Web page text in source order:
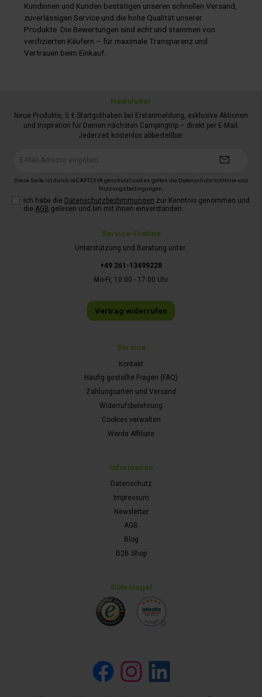
Kundinnen und Kunden bestätigen unseren schnellen Versand,
zuverlässigen Service und die hohe Qualität unserer
Produkte. Die Bewertungen sind echt und stammen von
verifizierten Käufern – für maximale Transparenz und
Vertrauen beim Einkauf.
Service-Hotline
Unterstützung und Beratung unter:
+49 261-13499228
Mo-Fr, 10:00 - 17:00 Uhr
Vertrag widerrufen
Service
Kontakt
Häufig gestellte Fragen (FAQ)
Zahlungsarten und Versand
Widerrufsbelehrung
Cookies verwalten
Werde Affiliate
Information
Datenschutz
Impressum
Newsletter
AGB
Blog
B2B Shop
Gütesiegel
Newsletter
Neue Produkte, 5 € Startguthaben bei Erstanmeldung, exklusive Aktionen
und Inspiration für Deinen nächsten Campingtrip – direkt per E-Mail.
Jederzeit kostenlos abbestellbar.
Diese Seite ist durch reCAPTCHA geschützt und es gelten die Datenschutzrichtlinie und
Nutzungsbedingungen
Ich habe die Datenschutzbestimmungen zur Kenntnis genommen und
die AGB gelesen und bin mit ihnen einverstanden.
Facebook Instagram LinkedIn